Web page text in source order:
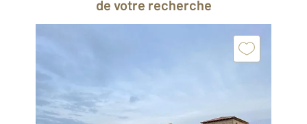
de votre recherche